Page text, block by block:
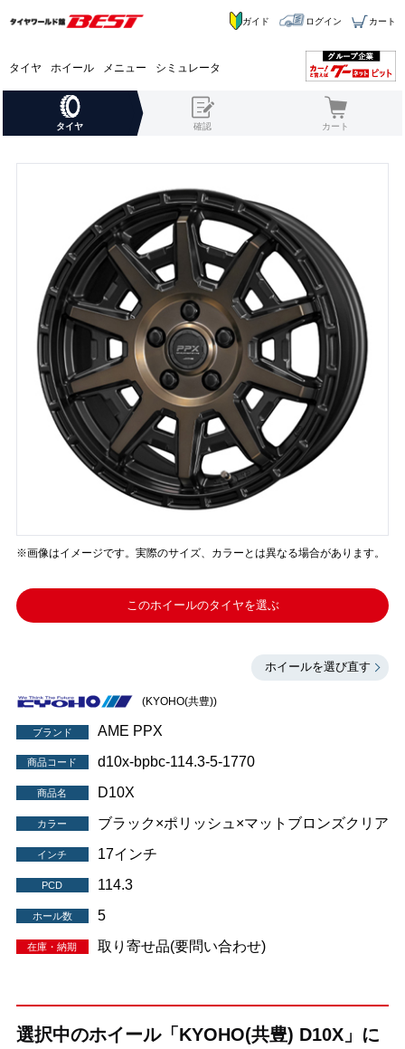
タイヤ ホイール メニュー シミュレータ
ガイド ログイン カート
タイヤ 確認 カート
※画像はイメージです。実際のサイズ、カラーとは異なる場合があります。
このホイールのタイヤを選ぶ
ホイールを選び直す
(KYOHO(共豊))
ブランド AME PPX
商品コード d10x-bpbc-114.3-5-1770
商品名 D10X
カラー ブラック×ポリッシュ×マットブロンズクリア
インチ 17インチ
PCD 114.3
ホール数 5
在庫・納期 取り寄せ品(要問い合わせ)
選択中のホイール「KYOHO(共豊) D10X」に